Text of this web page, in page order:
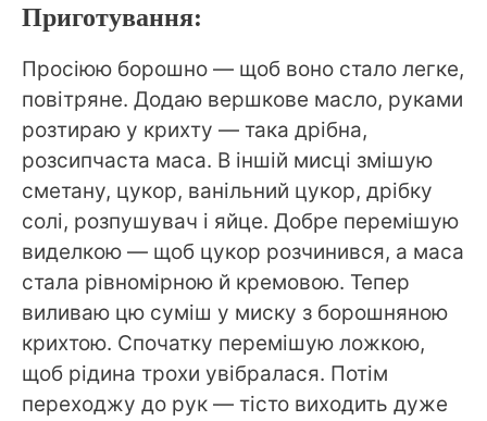
Приготування:
Просіюю борошно — щоб воно стало легке,
повітряне. Додаю вершкове масло, руками
розтираю у крихту — така дрібна,
розсипчаста маса. В іншій мисці змішую
сметану, цукор, ванільний цукор, дрібку
солі, розпушувач і яйце. Добре перемішую
виделкою — щоб цукор розчинився, а маса
стала рівномірною й кремовою. Тепер
виливаю цю суміш у миску з борошняною
крихтою. Спочатку перемішую ложкою,
щоб рідина трохи увібралася. Потім
переходжу до рук — тісто виходить дуже